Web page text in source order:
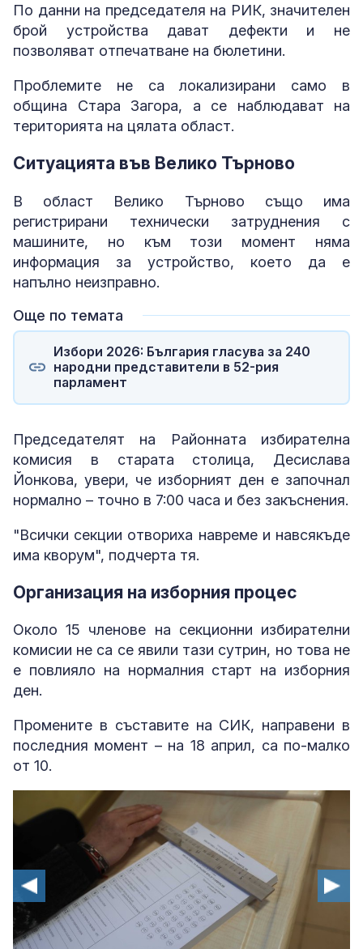
По данни на председателя на РИК, значителен
брой устройства дават дефекти и не
позволяват отпечатване на бюлетини.
Проблемите не са локализирани само в
община Стара Загора, а се наблюдават на
територията на цялата област.
Ситуацията във Велико Търново
В област Велико Търново също има
регистрирани технически затруднения с
машините, но към този момент няма
информация за устройство, което да е
напълно неизправно.
Още по темата
Избори 2026: България гласува за 240
народни представители в 52-рия
парламент
Председателят на Районната избирателна
комисия в старата столица, Десислава
Йонкова, увери, че изборният ден е започнал
нормално – точно в 7:00 часа и без закъснения.
"Всички секции отвориха навреме и навсякъде
има кворум", подчерта тя.
Организация на изборния процес
Около 15 членове на секционни избирателни
комисии не са се явили тази сутрин, но това не
е повлияло на нормалния старт на изборния
ден.
Промените в съставите на СИК, направени в
последния момент – на 18 април, са по-малко
от 10.